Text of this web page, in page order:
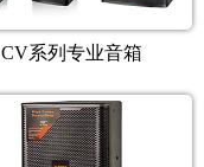
CV系列专业音箱